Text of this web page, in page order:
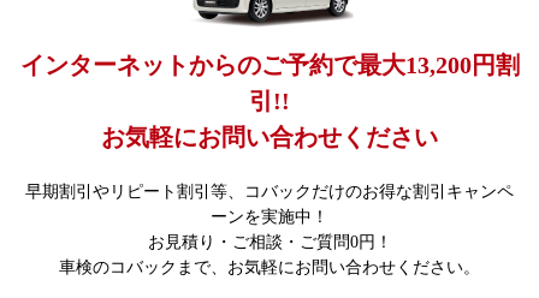
インターネットからのご予約で最大13,200円割
引!!
お気軽にお問い合わせください
早期割引やリピート割引等、コバックだけのお得な割引キャンペ
ーンを実施中！
お見積り・ご相談・ご質問0円！
車検のコバックまで、お気軽にお問い合わせください。